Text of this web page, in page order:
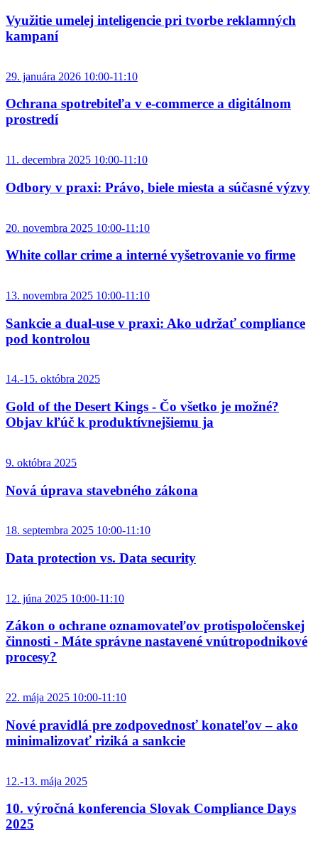
Využitie umelej inteligencie pri tvorbe reklamných
kampaní
29. januára 2026 10:00-11:10
Ochrana spotrebiteľa v e‑commerce a digitálnom
prostredí
11. decembra 2025 10:00-11:10
Odbory v praxi: Právo, biele miesta a súčasné výzvy
20. novembra 2025 10:00-11:10
White collar crime a interné vyšetrovanie vo firme
13. novembra 2025 10:00-11:10
Sankcie a dual-use v praxi: Ako udržať compliance
pod kontrolou
14.-15. októbra 2025
Gold of the Desert Kings - Čo všetko je možné?
Objav kľúč k produktívnejšiemu ja
9. októbra 2025
Nová úprava stavebného zákona
18. septembra 2025 10:00-11:10
Data protection vs. Data security
12. júna 2025 10:00-11:10
Zákon o ochrane oznamovateľov protispoločenskej
činnosti - Máte správne nastavené vnútropodnikové
procesy?
22. mája 2025 10:00-11:10
Nové pravidlá pre zodpovednosť konateľov – ako
minimalizovať riziká a sankcie
12.-13. mája 2025
10. výročná konferencia Slovak Compliance Days
2025